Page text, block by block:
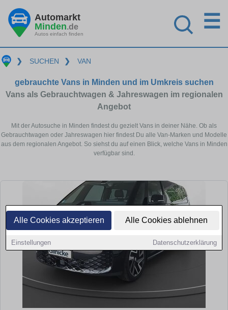
Alle Cookies akzeptieren Alle Cookies ablehnen
Einstellungen Datenschutzerklärung
Automarkt
Minden.de
Autos einfach finden
☰
❯ SUCHEN ❯ VAN
gebrauchte Vans in Minden und im Umkreis suchen
Vans als Gebrauchtwagen & Jahreswagen im regionalen
Angebot
Mit der Autosuche in Minden findest du gezielt Vans in deiner Nähe. Ob als
Gebrauchtwagen oder Jahreswagen hier findest Du alle Van-Marken und Modelle
aus dem regionalen Angebot. So siehst du auf einen Blick, welche Vans in Minden
verfügbar sind.